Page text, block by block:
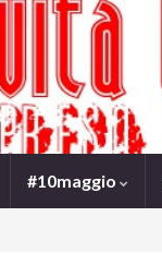
#10maggio